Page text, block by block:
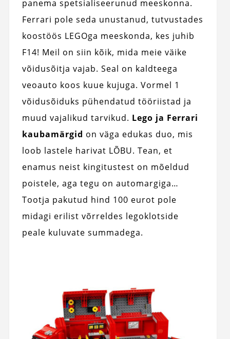
panema spetsialiseerunud meeskonna.
Ferrari pole seda unustanud, tutvustades
koostöös LEGOga meeskonda, kes juhib
F14! Meil on siin kõik, mida meie väike
võidusõitja vajab. Seal on kaldteega
veoauto koos kuue kujuga. Vormel 1
võidusõiduks pühendatud tööriistad ja
muud vajalikud tarvikud. Lego ja Ferrari
kaubamärgid on väga edukas duo, mis
loob lastele harivat LÕBU. Tean, et
enamus neist kingitustest on mõeldud
poistele, aga tegu on automargiga…
Tootja pakutud hind 100 eurot pole
midagi erilist võrreldes legoklotside
peale kuluvate summadega.